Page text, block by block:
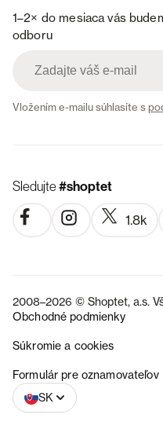
1–2× do mesiaca vás
odboru
Vložením e-mailu súhlasíte s
Sledujte#shoptet
1.8k
2008–2026 © Shoptet, a.s.
Obchodné podmienky
Súkromie a cookies
Formulár pre oznamovateľov
SK